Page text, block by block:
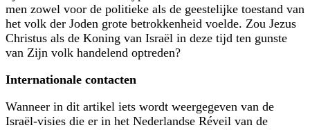
men zowel voor de politieke als de geestelijke toestand van
het volk der Joden grote betrokkenheid voelde. Zou Jezus
Christus als de Koning van Israël in deze tijd ten gunste
van Zijn volk handelend optreden?
Internationale contacten
Wanneer in dit artikel iets wordt weergegeven van de
Israël-visies die er in het Nederlandse Réveil van de